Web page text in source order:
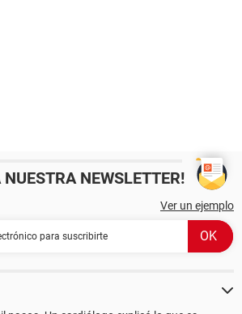
NUESTRA NEWSLETTER!
Ver un ejemplo